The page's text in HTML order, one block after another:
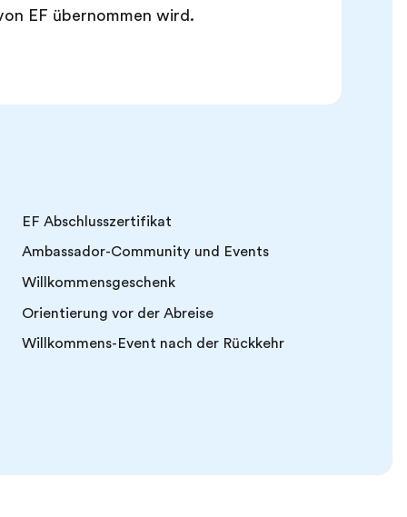
EF übernommen wird.
EF Abschlusszertifikat
Ambassador-Community und Events
Willkommensgeschenk
Orientierung vor der Abreise
Willkommens-Event nach der Rückkehr